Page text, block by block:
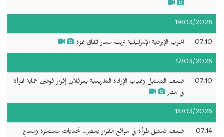
19/03/2026
07:10 الحرب الإيرانية الإسرائيلية تربك مسار اتفاق غزة
17/03/2026
07:10
ضعف التمثيل وغياب الإرادة التشريعية يعرقلان إقرار قوانين حماية المرأة
في مصر
14/03/2026
07:14
ضعف تمثيل المرأة في مواقع القرار بمصر... تحديات مستمرة ومساعٍ